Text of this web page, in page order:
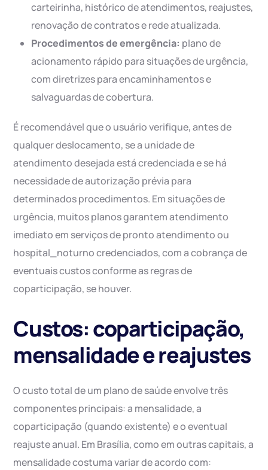
carteirinha, histórico de atendimentos, reajustes,
renovação de contratos e rede atualizada.
Procedimentos de emergência: plano de
acionamento rápido para situações de urgência,
com diretrizes para encaminhamentos e
salvaguardas de cobertura.
É recomendável que o usuário verifique, antes de
qualquer deslocamento, se a unidade de
atendimento desejada está credenciada e se há
necessidade de autorização prévia para
determinados procedimentos. Em situações de
urgência, muitos planos garantem atendimento
imediato em serviços de pronto atendimento ou
hospital_noturno credenciados, com a cobrança de
eventuais custos conforme as regras de
coparticipação, se houver.
Custos: coparticipação,
mensalidade e reajustes
O custo total de um plano de saúde envolve três
componentes principais: a mensalidade, a
coparticipação (quando existente) e o eventual
reajuste anual. Em Brasília, como em outras capitais, a
mensalidade costuma variar de acordo com: